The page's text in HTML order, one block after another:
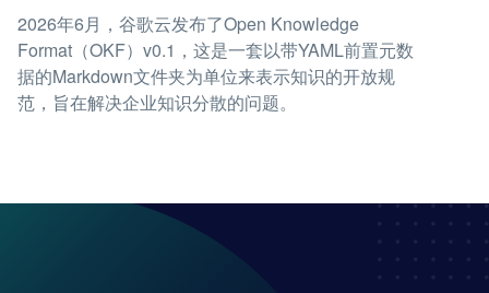
2026年6月，谷歌云发布了Open Knowledge
Format（OKF）v0.1，这是一套以带YAML前置元数
据的Markdown文件夹为单位来表示知识的开放规
范，旨在解决企业知识分散的问题。